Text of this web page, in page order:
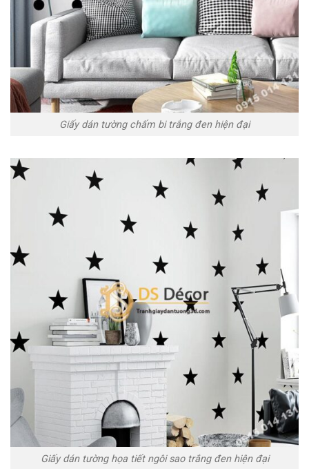
Giấy dán tường chấm bi trắng đen hiện đại
Giấy dán tường họa tiết ngôi sao trắng đen hiện đại